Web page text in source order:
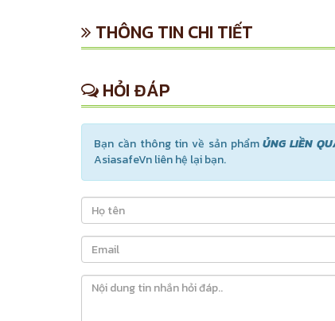
THÔNG TIN CHI TIẾT
HỎI ĐÁP
Bạn cần thông tin về sản phẩmỦNG LIỀN
AsiasafeVn liên hệ lại bạn.